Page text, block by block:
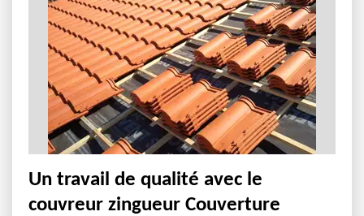
Un travail de qualité avec le
couvreur zingueur Couverture